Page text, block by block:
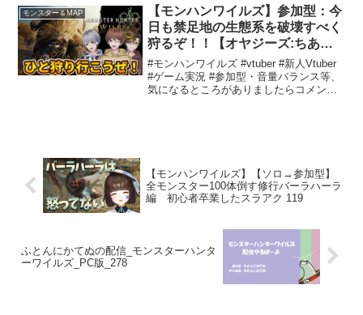
狩りの合間のちょっとしたハプニング
や、息ピッタリ（？）な...
モンスター＆MAP
【モンハンワイルズ】参加型：今
日も禁足地の生態系を破壊すべく
狩るぞ！！【オヤジーズ:ちあき
休み】
#モンハンワイルズ #vtuber #新人Vtuber
#ゲーム実況 #参加型・音量バランス等、
気になるところがありましたらコメント
【モンハンワイルズ】【ソロ→参加型】
全モンスター100体倒す修行バーラハーラ
編 初心者卒業したスラアク 119
ふとんにかてぬの配信_モンスターハンタ
ーワイルズ_PC版_278